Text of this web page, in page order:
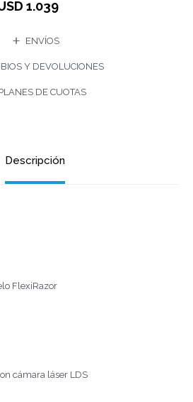
1.039
ENVÍOS
Y DEVOLUCIONES
DE CUOTAS
Descripción
FlexiRazor
cámara láser LDS